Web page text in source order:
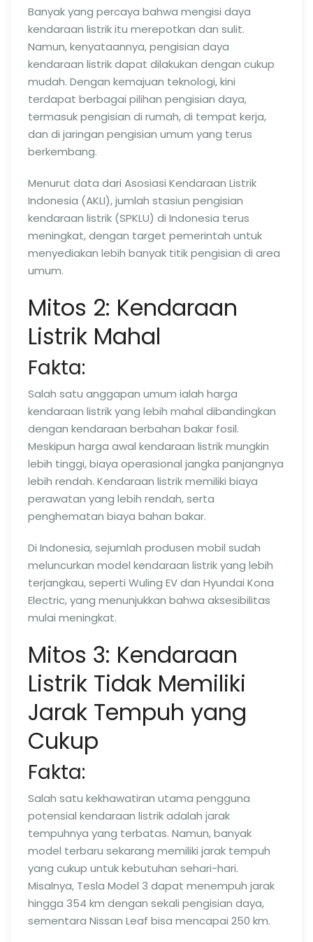
Banyak yang percaya bahwa mengisi daya
kendaraan listrik itu merepotkan dan sulit.
Namun, kenyataannya, pengisian daya
kendaraan listrik dapat dilakukan dengan cukup
mudah. Dengan kemajuan teknologi, kini
terdapat berbagai pilihan pengisian daya,
termasuk pengisian di rumah, di tempat kerja,
dan di jaringan pengisian umum yang terus
berkembang.
Menurut data dari Asosiasi Kendaraan Listrik
Indonesia (AKLI), jumlah stasiun pengisian
kendaraan listrik (SPKLU) di Indonesia terus
meningkat, dengan target pemerintah untuk
menyediakan lebih banyak titik pengisian di area
umum.
Mitos 2: Kendaraan
Listrik Mahal
Fakta:
Salah satu anggapan umum ialah harga
kendaraan listrik yang lebih mahal dibandingkan
dengan kendaraan berbahan bakar fosil.
Meskipun harga awal kendaraan listrik mungkin
lebih tinggi, biaya operasional jangka panjangnya
lebih rendah. Kendaraan listrik memiliki biaya
perawatan yang lebih rendah, serta
penghematan biaya bahan bakar.
Di Indonesia, sejumlah produsen mobil sudah
meluncurkan model kendaraan listrik yang lebih
terjangkau, seperti Wuling EV dan Hyundai Kona
Electric, yang menunjukkan bahwa aksesibilitas
mulai meningkat.
Mitos 3: Kendaraan
Listrik Tidak Memiliki
Jarak Tempuh yang
Cukup
Fakta:
Salah satu kekhawatiran utama pengguna
potensial kendaraan listrik adalah jarak
tempuhnya yang terbatas. Namun, banyak
model terbaru sekarang memiliki jarak tempuh
yang cukup untuk kebutuhan sehari-hari.
Misalnya, Tesla Model 3 dapat menempuh jarak
hingga 354 km dengan sekali pengisian daya,
sementara Nissan Leaf bisa mencapai 250 km.